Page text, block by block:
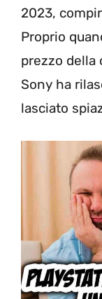
2023,
Proprio
prezzo della
Sony ha
lasciato